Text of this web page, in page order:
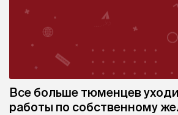
Все больше тюменцев
работы по собственному